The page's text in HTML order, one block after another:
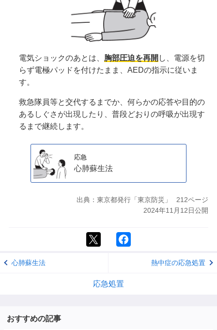
電気ショックのあとは、 胸部圧迫を再開 し、電源を切
らず電極パッドを付けたまま、AEDの指示に従いま
す。
救急隊員等と交代するまでか、何らかの応答や目的の
あるしぐさが出現したり、普段どおりの呼吸が出現す
るまで継続します。
応急
心肺蘇生法
出典：東京都発行「東京防災」
212ページ
2024年11月12日公開
心肺蘇生法 熱中症の応急処置
応急処置
おすすめの記事